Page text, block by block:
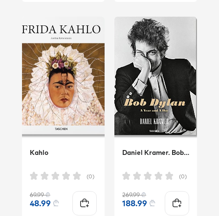
Kahlo
(0)
69.99₾
48.99 ₾
Daniel Kramer. Bob Dylan. A Year and a Day
(0)
269.99₾
188.99 ₾